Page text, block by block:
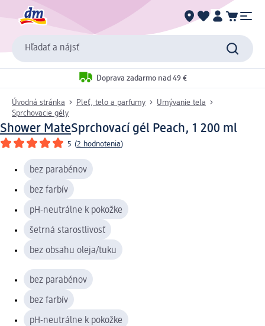
Hľadať a nájsť
Doprava zadarmo nad 49 €
Úvodná stránka Pleť, telo a parfumy
Umývanie tela
Sprchovacie gély
Shower MateSprchovací gél Peach, 1 200 ml
5 (2 hodnotenia)
bez parabénov
bez farbív
pH-neutrálne k pokožke
šetrná starostlivosť
bez obsahu oleja/tuku
bez parabénov
bez farbív
pH-neutrálne k pokožke